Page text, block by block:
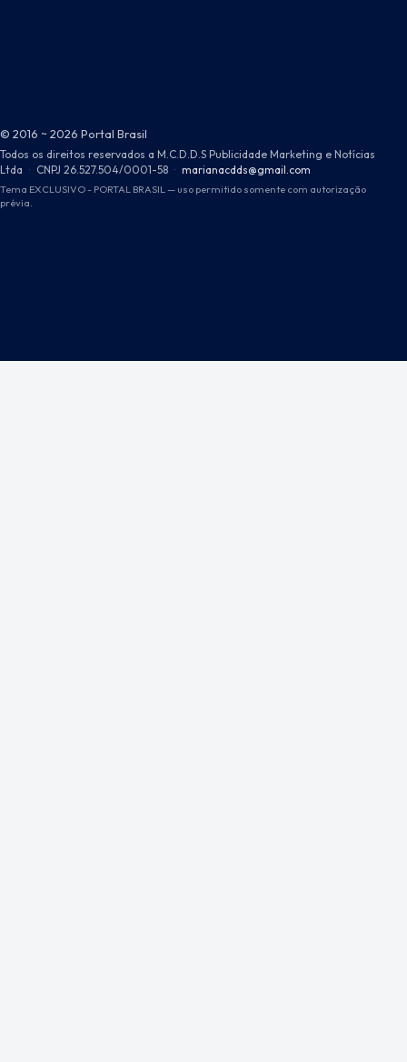
© 2016 ~ 2026 Portal Brasil
Todos os direitos reservados a M.C.D.D.S Publicidade Marketing e Notícias
Ltda · CNPJ 26.527.504/0001-58 · marianacdds@gmail.com
Tema EXCLUSIVO - PORTAL BRASIL — uso permitido somente com autorização
prévia.